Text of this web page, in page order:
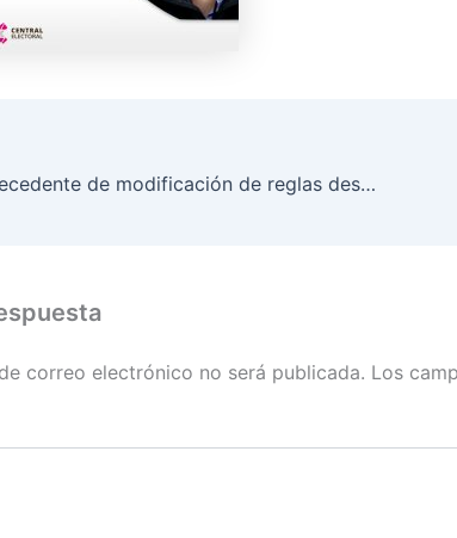
No tenemos un precedente de modificación de reglas después de las elecciones como en Baja California: Pamela San Martín en El Weso
correo electrónico no será publicada. Los